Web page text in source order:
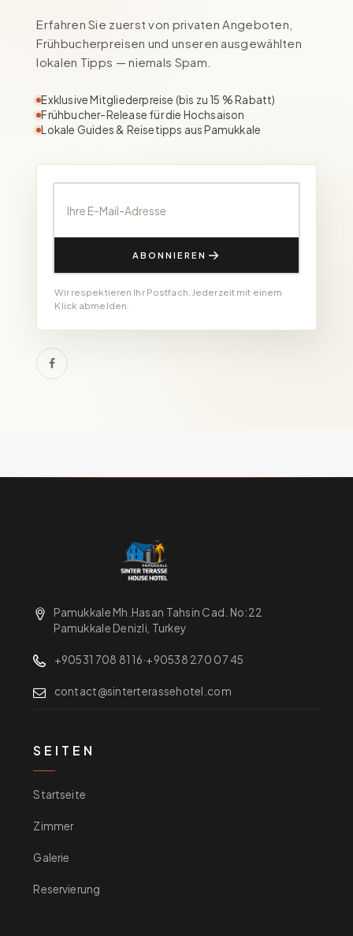
Erfahren Sie zuerst von privaten Angeboten,
Frühbucherpreisen und unseren ausgewählten
lokalen Tipps — niemals Spam.
Exklusive Mitgliederpreise (bis zu 15 % Rabatt)
Frühbucher-Release für die Hochsaison
Lokale Guides & Reisetipps aus Pamukkale
ABONNIEREN
Wir respektieren Ihr Postfach. Jederzeit mit einem
Klick abmelden.
Pamukkale Mh.Hasan Tahsin Cad. No:22
Pamukkale Denizli, Turkey
+90531 708 81 16·+90538 270 07 45
contact@sinterterassehotel.com
SEITEN
Startseite
Zimmer
Galerie
Reservierung